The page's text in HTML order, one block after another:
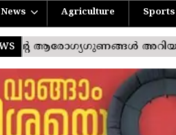
News Agriculture Sports